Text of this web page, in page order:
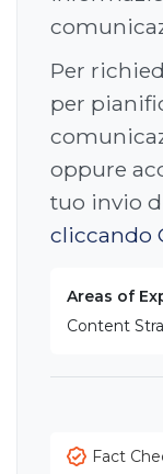
Per
per
oppure
tuo invio
cliccando
Areas of
Content
Fact